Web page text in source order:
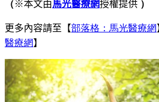
（※本文由馬光醫療網授權提供 ）
更多內容請至 【部落格：馬光醫療網
醫療網】